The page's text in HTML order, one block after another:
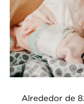
Alrededor de